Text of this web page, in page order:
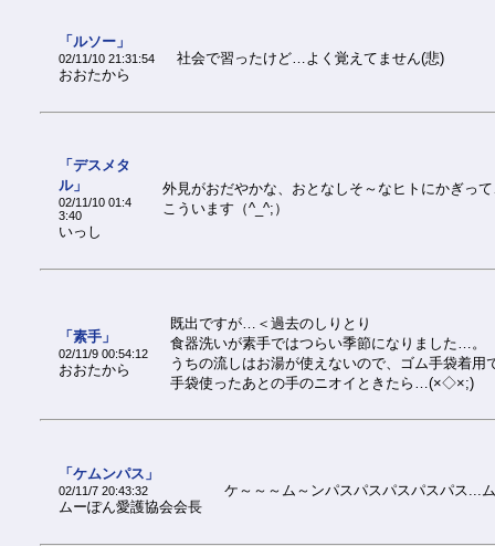
「ルソー」
02/11/10 21:31:54
おおたから
社会で習ったけど…よく覚えてません(悲)
「デスメタ
ル」
02/11/10 01:4
3:40
いっし
外見がおだやかな、おとなしそ～なヒトにかぎっ
こういます（^_^;）
「素手」
02/11/9 00:54:12
おおたから
既出ですが…＜過去のしりとり
食器洗いが素手ではつらい季節になりました…。
うちの流しはお湯が使えないので、ゴム手袋着用
手袋使ったあとの手のニオイときたら…(×◇×;)
「ケムンパス」
02/11/7 20:43:32
ムーぽん愛護協会会長
ケ～～～ム～ンパスパスパスパスパス...